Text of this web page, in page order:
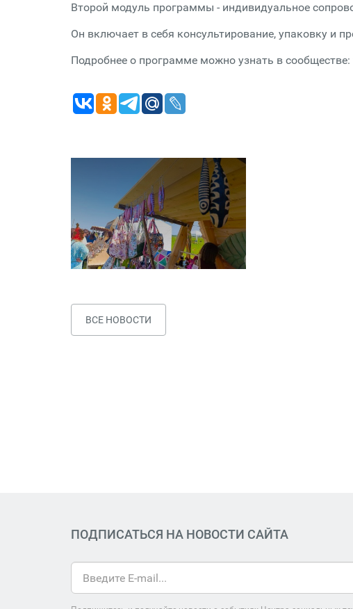
Второй модуль программы - индивидуальное
Он включает в себя консультирование, упаковку и
Подробнее о программе можно узнать в
ВСЕ НОВОСТИ
ПОДПИСАТЬСЯ НА НОВОСТИ САЙТА